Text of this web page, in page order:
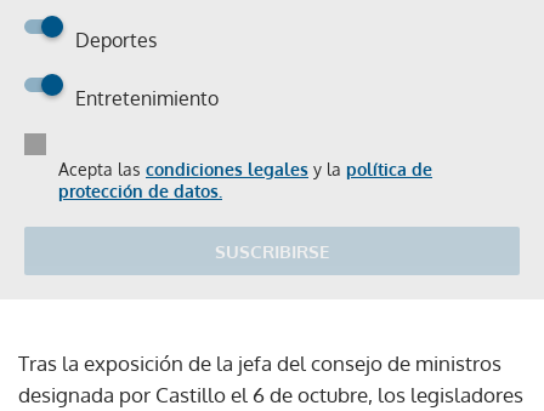
Deportes
Entretenimiento
Acepta las condiciones legales y la política de
protección de datos.
SUSCRIBIRSE
Tras la exposición de la jefa del consejo de ministros
designada por Castillo el 6 de octubre, los legisladores